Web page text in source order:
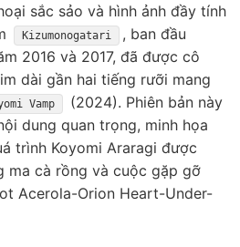
sắc sảo và hình ảnh đầy tính
Kizumonogatari
, ban đầu
2016 và 2017, đã được cô
dài gần hai tiếng rưỡi mang
Vamp
(2024). Phiên bản này
dung quan trọng, minh họa
trình Koyomi Araragi được
ma cà rồng và cuộc gặp gỡ
Acerola-Orion Heart-Under-